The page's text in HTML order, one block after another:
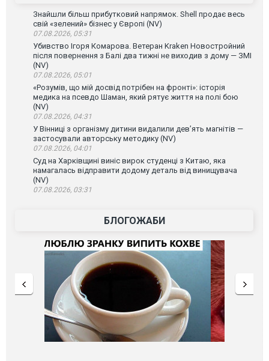
Знайшли більш прибутковий напрямок. Shell продає весь
свій «зелений» бізнес у Європі (NV)
07.08.2026, 05:31
Убивство Ігоря Комарова. Ветеран Kraken Новостройний
після повернення з Балі два тижні не виходив з дому — ЗМІ
(NV)
07.08.2026, 05:01
«Розумів, що мій досвід потрібен на фронті»: історія
медика на псевдо Шаман, який рятує життя на полі бою
(NV)
07.08.2026, 04:31
У Вінниці з організму дитини видалили дев’ять магнітів —
застосували авторську методику (NV)
07.08.2026, 04:01
Суд на Харківщині виніс вирок студенці з Китаю, яка
намагалась відправити додому деталь від винищувача
(NV)
07.08.2026, 03:31
БЛОГОЖАБИ